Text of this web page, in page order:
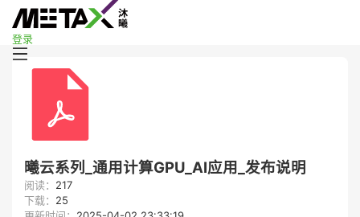
登录
曦云系列_通用计算GPU_AI应用_发布说明
阅读： 217
下载： 25